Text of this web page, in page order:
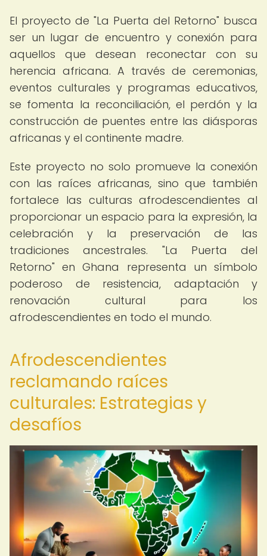
El proyecto de "La Puerta del Retorno" busca
ser un lugar de encuentro y conexión para
aquellos que desean reconectar con su
herencia africana. A través de ceremonias,
eventos culturales y programas educativos,
se fomenta la reconciliación, el perdón y la
construcción de puentes entre las diásporas
africanas y el continente madre.
Este proyecto no solo promueve la conexión
con las raíces africanas, sino que también
fortalece las culturas afrodescendientes al
proporcionar un espacio para la expresión, la
celebración y la preservación de las
tradiciones ancestrales. "La Puerta del
Retorno" en Ghana representa un símbolo
poderoso de resistencia, adaptación y
renovación cultural para los
afrodescendientes en todo el mundo.
Afrodescendientes
reclamando raíces
culturales: Estrategias y
desafíos